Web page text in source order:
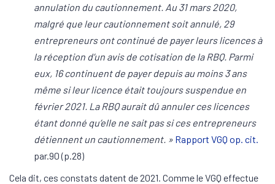
annulation du cautionnement. Au 31 mars 2020,
malgré que leur cautionnement soit annulé, 29
entrepreneurs ont continué de payer leurs licences à
la réception d’un avis de cotisation de la RBQ. Parmi
eux, 16 continuent de payer depuis au moins 3 ans
même si leur licence était toujours suspendue en
février 2021. La RBQ aurait dû annuler ces licences
étant donné qu’elle ne sait pas si ces entrepreneurs
détiennent un cautionnement. » Rapport VGQ op. cit.
par.90 (p.28)
Cela dit, ces constats datent de 2021. Comme le VGQ effectue